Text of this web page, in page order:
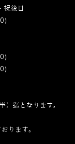
祝後日
）迄となります。
ります。